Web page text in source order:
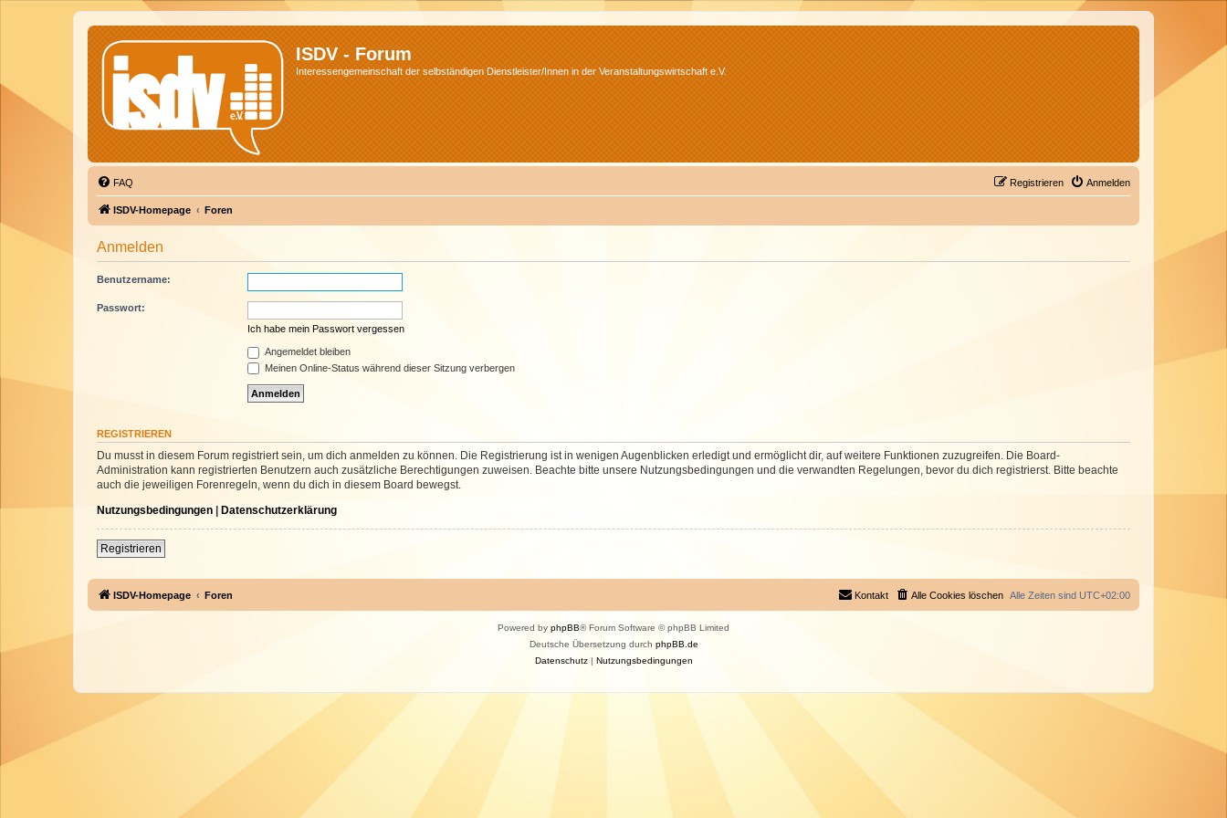
ISDV - Forum
Interessengemeinschaft der selbständigen Dienstleister/Innen in der Veranstaltungswirtschaft e.V.
FAQ Anmelden
Registrieren
ISDV-Homepage Foren
Anmelden
Benutzername:
Passwort:
Ich habe mein Passwort vergessen
Angemeldet bleiben
Meinen Online-Status während dieser Sitzung verbergen
REGISTRIEREN
Du musst in diesem Forum registriert sein, um dich anmelden zu können. Die Registrierung ist in wenigen Augenblicken erledigt und ermöglicht dir, auf weitere Funktionen zuzugreifen. Die Board-
Administration kann registrierten Benutzern auch zusätzliche Berechtigungen zuweisen. Beachte bitte unsere Nutzungsbedingungen und die verwandten Regelungen, bevor du dich registrierst. Bitte beachte
auch die jeweiligen Forenregeln, wenn du dich in diesem Board bewegst.
Nutzungsbedingungen | Datenschutzerklärung
Registrieren
ISDV-Homepage Foren Alle Zeiten sind UTC+02:00
Alle Cookies löschen
Kontakt
Powered by phpBB® Forum Software © phpBB Limited
Deutsche Übersetzung durch phpBB.de
Datenschutz| Nutzungsbedingungen